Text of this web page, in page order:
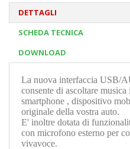
DETTAGLI
SCHEDA TECNICA
DOWNLOAD
La nuova interfaccia USB/
consente di ascoltare
smartphone , dispositivo
originale della vostra auto.
E' inoltre dotata di
con microfono esterno per
vivavoce.